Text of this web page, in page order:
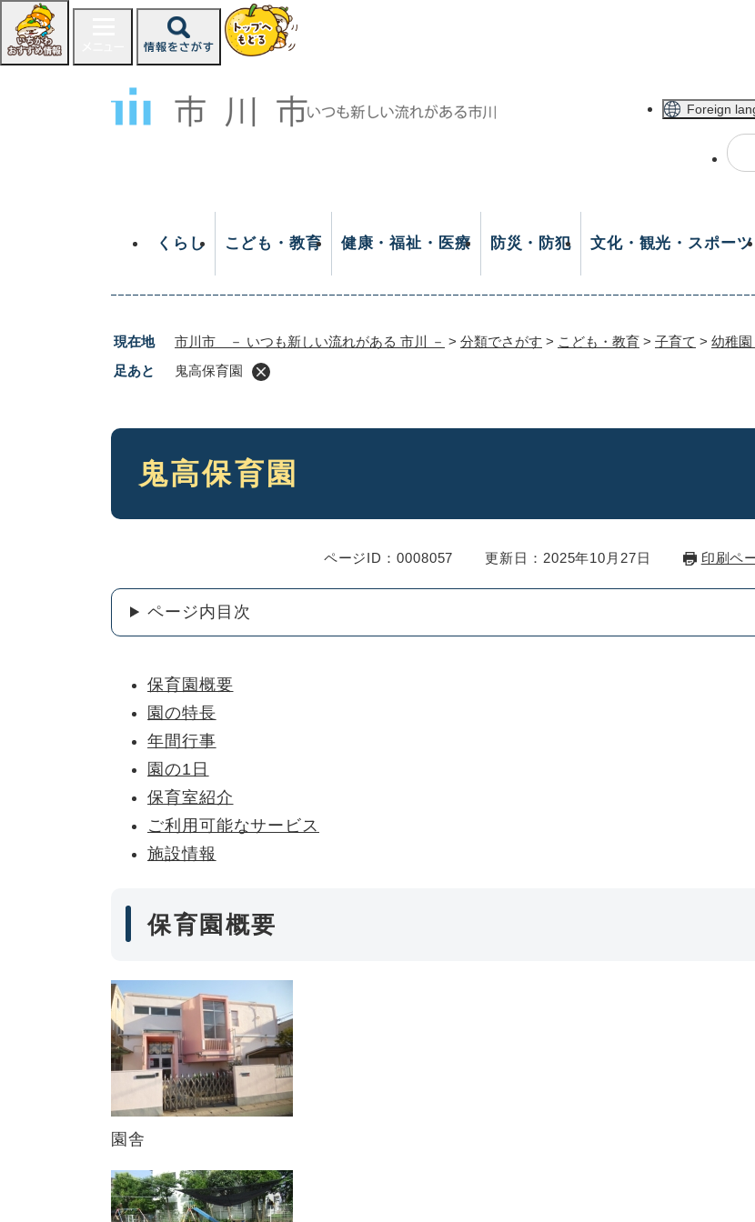
ジ
Foreign
くらし こども・教育 健康・福祉・医療 防災・防犯 文化・観光・スポーツ
現在地 市川市 － いつも新しい流れがある 市川 － > 分類でさがす > こども・教育 > 子育て > 幼稚
足あと
鬼高保育園
本
鬼高保育園
ページID：0008057 更新日：2025年10月27日 印刷ペ
ページ内目次
保育園概要
園の特長
年間行事
園の1日
保育室紹介
ご利用可能なサービス
施設情報
保育園概要
園舎